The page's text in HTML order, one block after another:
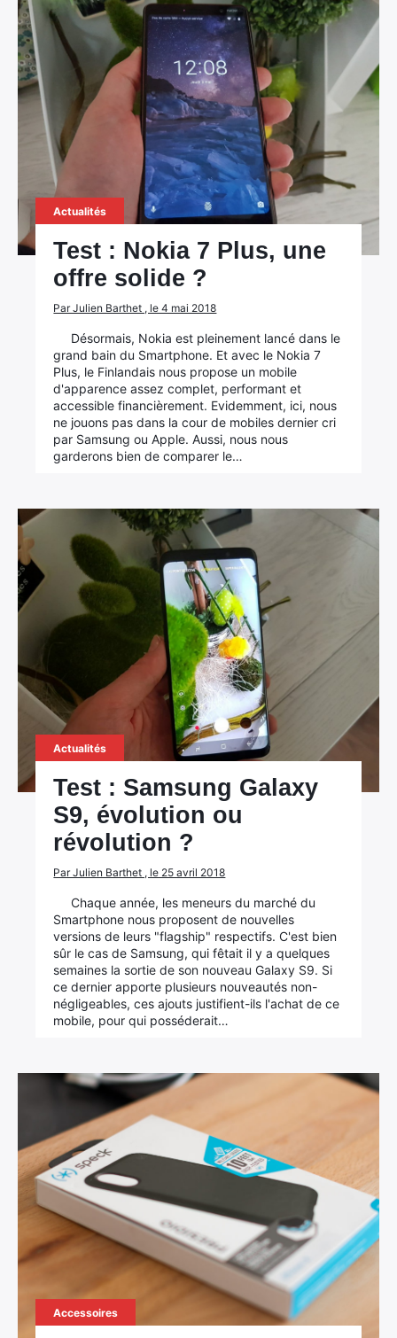
Actualités
Test : Nokia 7 Plus, une
offre solide ?
Par Julien Barthet , le 4 mai 2018
Désormais, Nokia est pleinement lancé dans le
grand bain du Smartphone. Et avec le Nokia 7
Plus, le Finlandais nous propose un mobile
d'apparence assez complet, performant et
accessible financièrement. Evidemment, ici, nous
ne jouons pas dans la cour de mobiles dernier cri
par Samsung ou Apple. Aussi, nous nous
garderons bien de comparer le…
Actualités
Test : Samsung Galaxy
S9, évolution ou
révolution ?
Par Julien Barthet , le 25 avril 2018
Chaque année, les meneurs du marché du
Smartphone nous proposent de nouvelles
versions de leurs "flagship" respectifs. C'est bien
sûr le cas de Samsung, qui fêtait il y a quelques
semaines la sortie de son nouveau Galaxy S9. Si
ce dernier apporte plusieurs nouveautés non-
négligeables, ces ajouts justifient-ils l'achat de ce
mobile, pour qui posséderait…
Accessoires